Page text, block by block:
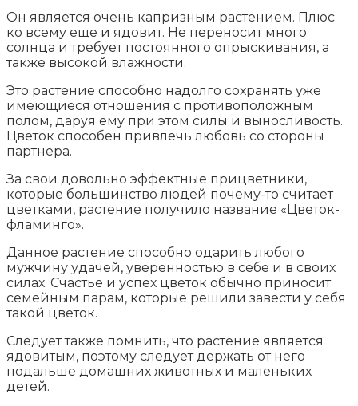
Он является очень капризным растением. Плюс
ко всему еще и ядовит. Не переносит много
солнца и требует постоянного опрыскивания, а
также высокой влажности.
Это растение способно надолго сохранять уже
имеющиеся отношения с противоположным
полом, даруя ему при этом силы и выносливость.
Цветок способен привлечь любовь со стороны
партнера.
За свои довольно эффектные прицветники,
которые большинство людей почему-то считает
цветками, растение получило название «Цветок-
фламинго».
Данное растение способно одарить любого
мужчину удачей, уверенностью в себе и в своих
силах. Счастье и успех цветок обычно приносит
семейным парам, которые решили завести у себя
такой цветок.
Следует также помнить, что растение является
ядовитым, поэтому следует держать от него
подальше домашних животных и маленьких
детей.